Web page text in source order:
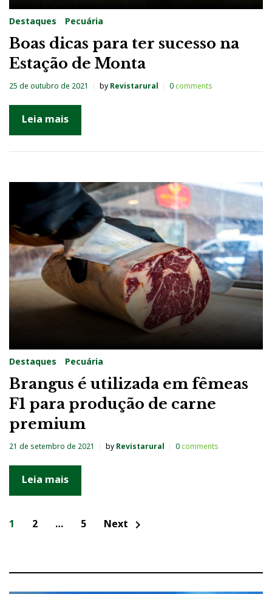
Destaques Pecuária
Boas dicas para ter sucesso na
Estação de Monta
25 de outubro de 2021 by Revistarural 0comments
Leia mais
Destaques Pecuária
Brangus é utilizada em fêmeas
F1 para produção de carne
premium
21 de setembro de 2021 by Revistarural 0comments
Leia mais
N
e
g
1 2 … 5 Next chevron_right